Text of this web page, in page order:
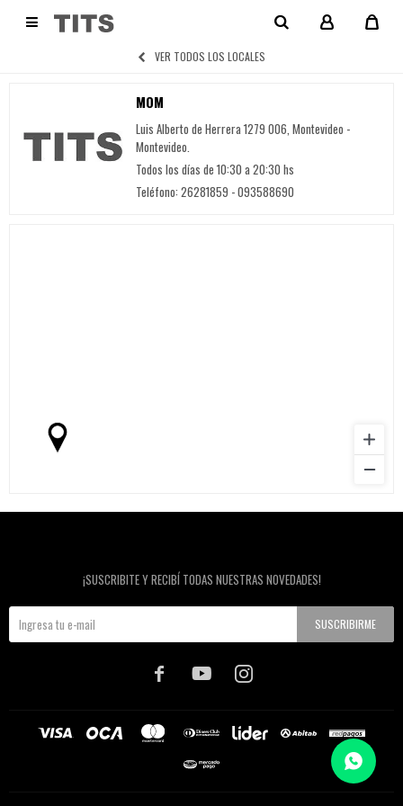

VER TODOS LOS LOCALES
MOM
Luis Alberto de Herrera 1279 006, Montevideo -
Montevideo.
Todos los días de 10:30 a 20:30 hs
Teléfono: 26281859 - 093588690
¡SUSCRIBITE Y RECIBÍ TODAS NUESTRAS NOVEDADES!
SUSCRIBIRME
  